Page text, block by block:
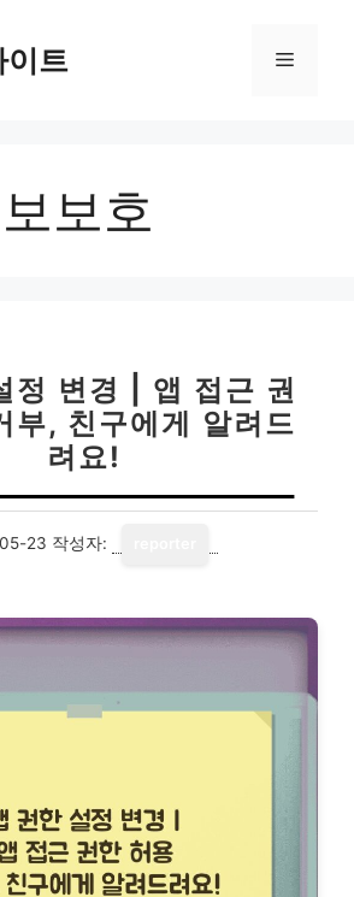
이트 메
보호
정 변경 | 앱 접근 권
부, 친구에게 알려드
려요!
23 작성자: